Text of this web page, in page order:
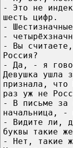
- Это не
шесть цифр.
-
-
- Вы
Россия?
- Да, - я
Девушка ушла
признала,
раз уж не
- В письме за
начальница, -
- Видите ли,
буквы такие
- Нет, такие